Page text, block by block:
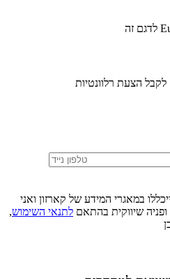
הצעת רלוונטיות
במאגרי המידע של קארזון ואני
שיווקית בהתאם לתנאי השימוש,